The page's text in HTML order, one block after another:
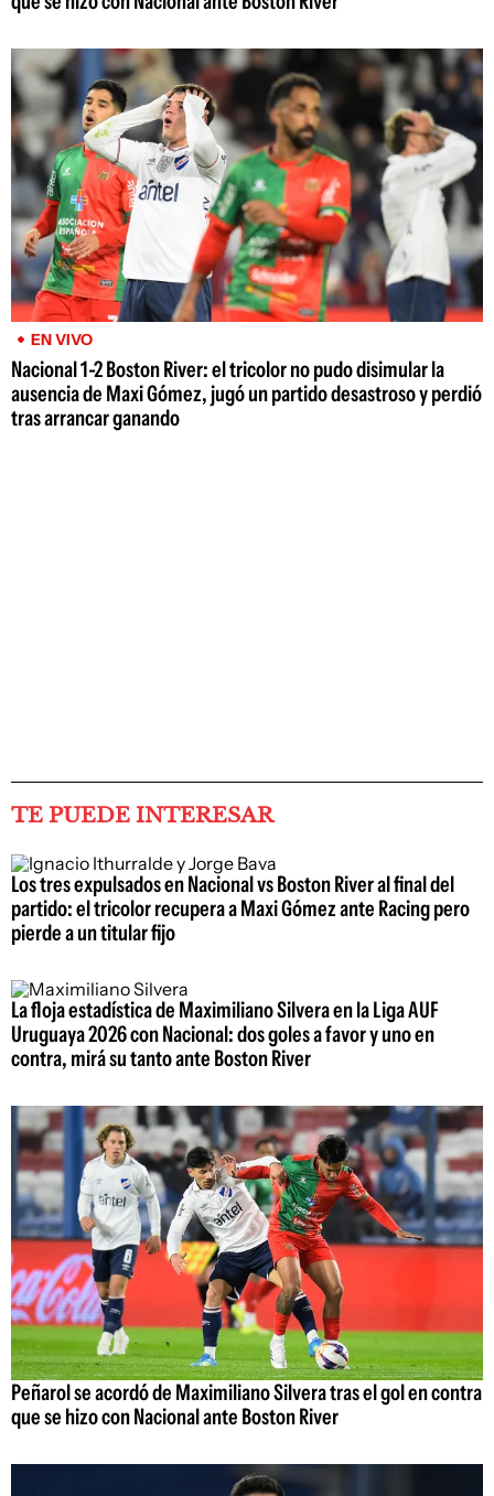
EN VIVO
Nacional 1-2 Boston River: el tricolor no pudo disimular la
ausencia de Maxi Gómez, jugó un partido desastroso y perdió
tras arrancar ganando
TE PUEDE INTERESAR
Los tres expulsados en Nacional vs Boston River al final del
partido: el tricolor recupera a Maxi Gómez ante Racing pero
pierde a un titular fijo
La floja estadística de Maximiliano Silvera en la Liga AUF
Uruguaya 2026 con Nacional: dos goles a favor y uno en
contra, mirá su tanto ante Boston River
Peñarol se acordó de Maximiliano Silvera tras el gol en contra
que se hizo con Nacional ante Boston River